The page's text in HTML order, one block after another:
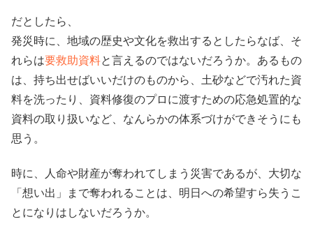
だとしたら、
発災時に、地域の歴史や文化を救出するとしたらなば、そ
れらは要救助資料と言えるのではないだろうか。あるもの
は、持ち出せばいいだけのものから、土砂などで汚れた資
料を洗ったり、資料修復のプロに渡すための応急処置的な
資料の取り扱いなど、なんらかの体系づけができそうにも
思う。
時に、人命や財産が奪われてしまう災害であるが、大切な
「想い出」まで奪われることは、明日への希望すら失うこ
とになりはしないだろうか。